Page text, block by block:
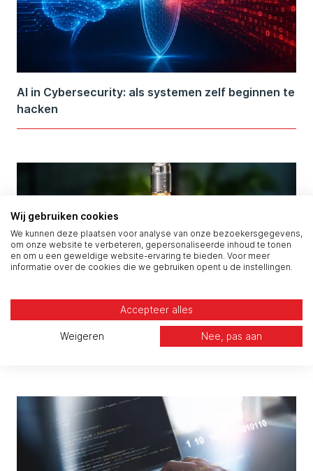
AI in Cybersecurity: als systemen zelf beginnen te
hacken
Je SAP-omgeving verdient dezelfde zichtbare
beveiliging
Wij gebruiken cookies
We kunnen deze plaatsen voor analyse van onze bezoekersgegevens,
om onze website te verbeteren, gepersonaliseerde inhoud te tonen
en om u een geweldige website-ervaring te bieden. Voor meer
informatie over de cookies die we gebruiken opent u de instellingen.
Accepteer alles
Weigeren Nee, pas aan